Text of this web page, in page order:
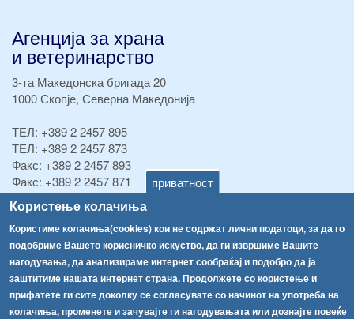
приватност
Користење колачиња
Користиме колачиња(cookies) кои не содржат лични податоци, за да го
подобриме Вашето корисничко искуство, да ги извршиме Вашите
нагодувања, да анализираме интернет сообраќај и подобро да ја
заштитиме нашата интернет страна. Продолжете со користење и
прифатете ги сите доколку се согласувате со начинот на употреба на
колачиња, променете и зачувајте ги нагодувањата или дознајте повеќе
Агенција за храна
и ветеринарство
3-та Македонска бригада 20
1000 Скопје, Северна Македонија
ТЕЛ: +389 2 2457 895
ТЕЛ: +389 2 2457 873
Факс: +389 2 2457 893
Факс: +389 2 2457 871
info@fva.gov.mk
[АХВ-претходна страна]
Соопштенија
Република Бугарија ги засили официјалните контроли при увоз на свежо овошје и зеленчук
Високите температури ризик од труење со храна, опасни се и за животните
Навигација
Архива
Регистри